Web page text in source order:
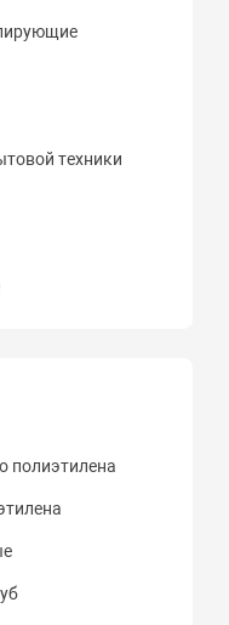
техники
полиэтилена